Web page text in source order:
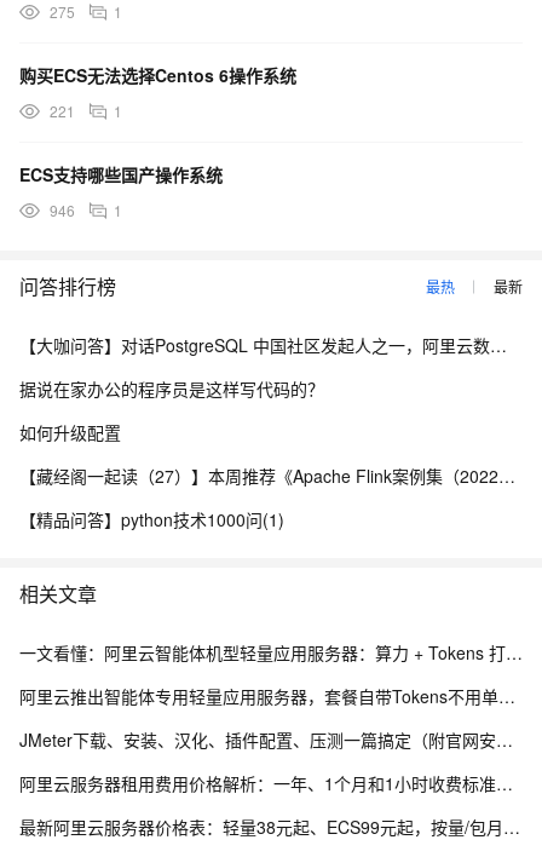
275 1
购买ECS无法选择Centos 6操作系统
221 1
ECS支持哪些国产操作系统
946 1
问答排行榜 最热 最新
【大咖问答】对话PostgreSQL 中国社区发起人之一，阿里云数据库高级专家 德哥
据说在家办公的程序员是这样写代码的？
如何升级配置
【藏经阁一起读（27）】本周推荐《Apache Flink案例集（2022版）》，你有哪些心得？
【精品问答】python技术1000问(1)
相关文章
一文看懂：阿里云智能体机型轻量应用服务器：算力 + Tokens 打包，部署 RAG 更划算
阿里云推出智能体专用轻量应用服务器，套餐自带Tokens不用单独买，首页5折优惠
JMeter下载、安装、汉化、插件配置、压测一篇搞定（附官网安装包）
阿里云服务器租用费用价格解析：一年、1个月和1小时收费标准，轻量、ECS和GPU实例规格族费用清单
最新阿里云服务器价格表：轻量38元起、ECS99元起，按量/包月/包年，新老用户同享优惠明细参考